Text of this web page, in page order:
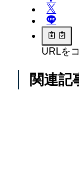
URLを
関連記